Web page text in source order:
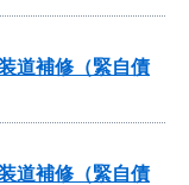
道補修（緊自債
道補修（緊自債